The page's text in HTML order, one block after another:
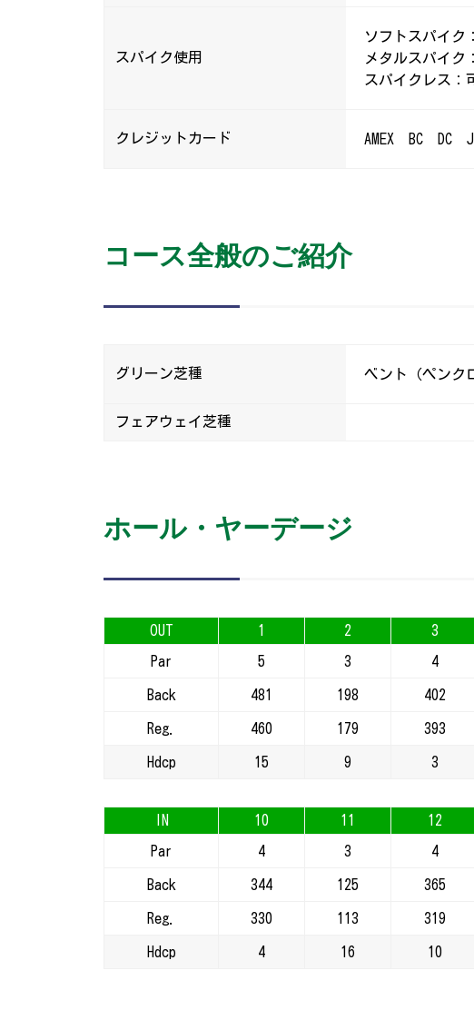
スパイク使用
ソフトスパイク
メタルスパイク
スパイクレス：
クレジットカード AMEX BC DC
コース全般のご紹介
グリーン芝種 ベント（ペンク
フェアウェイ芝種
ホール・ヤーデージ
OUT 1 2 3
Par 5 3 4
Back 481 198 402
Reg. 460 179 393
Hdcp 15 9 3
IN 10 11 12
Par 4 3 4
Back 344 125 365
Reg. 330 113 319
Hdcp 4 16 10